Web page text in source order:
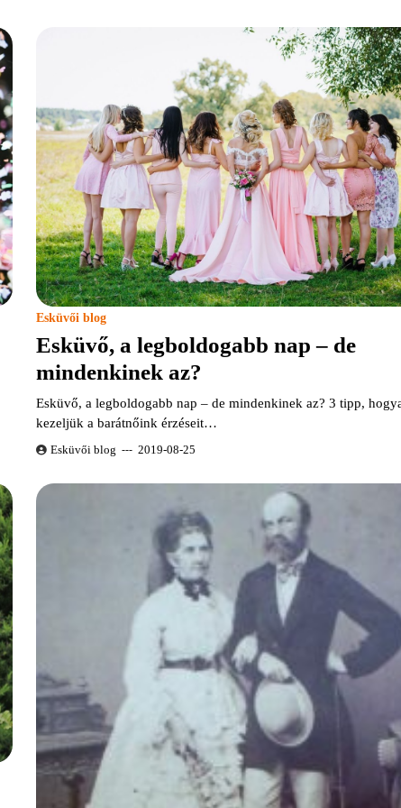
Esküvői blog
Esküvő, a legboldogabb nap – de
mindenkinek az?
Esküvő, a legboldogabb nap – de mindenkinek az? 3 tipp,
kezeljük a barátnőink érzéseit…
Esküvői blog 2019-08-25